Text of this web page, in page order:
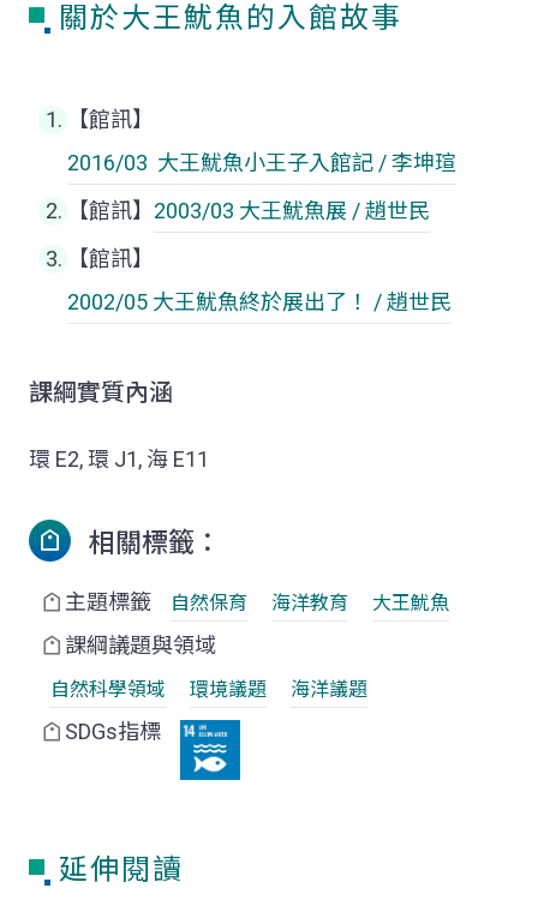
關於大王魷魚的入館故事
【館訊】
2016/03 大王魷魚小王子入館記 / 李坤瑄
【館訊】 2003/03 大王魷魚展 / 趙世民
【館訊】
2002/05 大王魷魚終於展出了！ / 趙世民
課綱實質內涵
環 E2, 環 J1, 海 E11
相關標籤：
主題標籤 自然保育 海洋教育 大王魷魚
課綱議題與領域
自然科學領域 環境議題 海洋議題
SDGs指標
延伸閱讀